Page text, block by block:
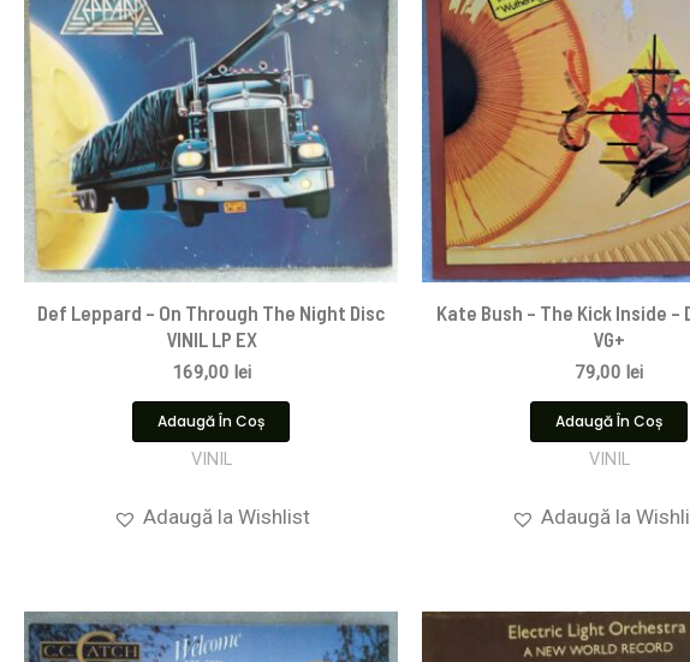
Def Leppard – On Through The Night Disc
VINIL LP EX
169,00 lei
Adaugă În Coș
VINIL
Adaugă la Wishlist
Kate Bush – The Kick Inside –
VG+
79,00 lei
Adaugă În Coș
VINIL
Adaugă la